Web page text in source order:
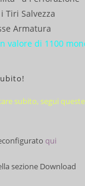
Tiri Salvezza
Armatura
valore di 1100
subito, segui
qui
sezione Download